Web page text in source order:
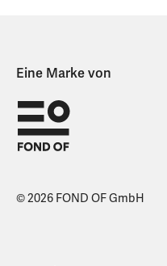
Eine Marke von
© 2026 FOND OF GmbH